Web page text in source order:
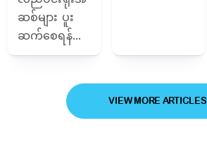
ဆစ်များ ပူး
ဆက်စေရန်...
VIEW MORE ARTICLES